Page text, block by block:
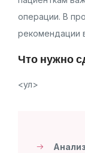
операции. В
рекомендации
Что нужно
<ул>